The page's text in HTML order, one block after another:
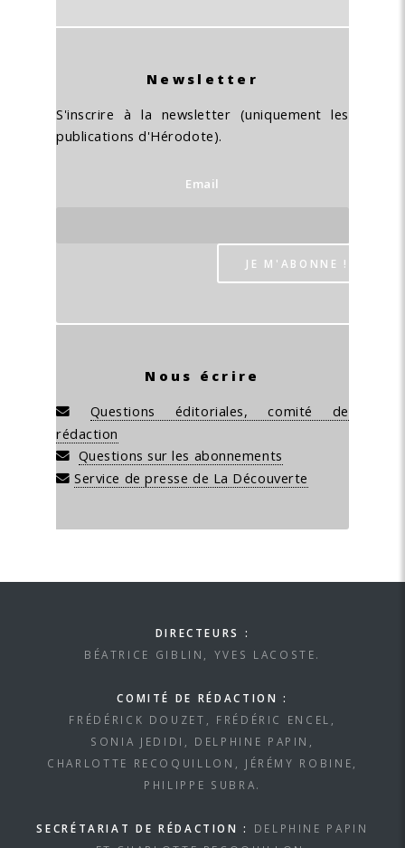
Newsletter
S'inscrire à la newsletter (uniquement les
publications d'Hérodote).
Email
Nous écrire
Questions éditoriales, comité de
rédaction
Questions sur les abonnements
Service de presse de La Découverte
DIRECTEURS :
BÉATRICE GIBLIN, YVES LACOSTE.
COMITÉ DE RÉDACTION :
FRÉDÉRICK DOUZET, FRÉDÉRIC ENCEL,
SONIA JEDIDI, DELPHINE PAPIN,
CHARLOTTE RECOQUILLON, JÉRÉMY ROBINE,
PHILIPPE SUBRA.
SECRÉTARIAT DE RÉDACTION :
DELPHINE PAPIN